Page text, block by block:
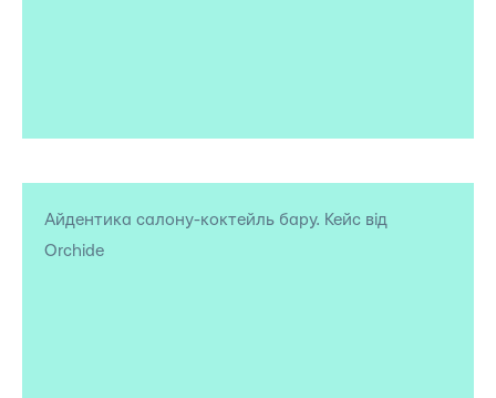
Айдентика салону-коктейль бару. Кейс від
Orchide